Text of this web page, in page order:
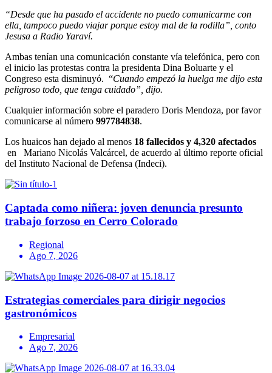
“Desde que ha pasado el accidente no puedo comunicarme con
ella, tampoco puedo viajar porque estoy mal de la rodilla”, conto
Jesusa a Radio Yaraví.
Ambas tenían una comunicación constante vía telefónica, pero con
el inicio las protestas contra la presidenta Dina Boluarte y el
Congreso esta disminuyó. “Cuando empezó la huelga me dijo esta
peligroso todo, que tenga cuidado”, dijo.
Cualquier información sobre el paradero Doris Mendoza, por favor
comunicarse al número 997784838.
Los huaicos han dejado al menos 18 fallecidos y 4,320 afectados
en Mariano Nicolás Valcárcel, de acuerdo al último reporte oficial
del Instituto Nacional de Defensa (Indeci).
Captada como niñera: joven denuncia presunto
trabajo forzoso en Cerro Colorado
Regional
Ago 7, 2026
Estrategias comerciales para dirigir negocios
gastronómicos
Empresarial
Ago 7, 2026